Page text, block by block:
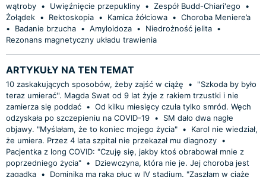
wątroby • Uwięźnięcie przepukliny • Zespół Budd-Chiari'ego
•
Żołądek • Rektoskopia • Kamica żółciowa • Choroba Meniere’a
•
Badanie brzucha • Amyloidoza • Niedrożność jelita •
Rezonans magnetyczny układu trawienia
ARTYKUŁY NA TEN TEMAT
10 zaskakujących sposobów, żeby zajść w ciążę •
''Szkoda by było
teraz umierać''. Magda Swat od 9 lat żyje z rakiem trzustki i nie
zamierza się poddać • Od kilku miesięcy czuła tylko smród. Węch
odzyskała po szczepieniu na COVID-19 •
SM dało dwa nagłe
objawy. "Myślałam, że to koniec mojego życia" •
Karol nie wiedział,
że umiera. Przez 4 lata szpital nie przekazał mu diagnozy •
Pacjentka z long COVID: "Czuję się, jakby ktoś obrabował mnie z
poprzedniego życia" •
Dziewczyna, która nie je. Jej choroba jest
zagadką •
Dominika ma raka płuc w IV stadium. "Zaszłam w ciążę